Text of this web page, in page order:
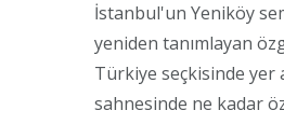
İstanbul'un Yeniköy
yeniden tanımlayan
Türkiye seçkisinde yer
sahnesinde ne kadar